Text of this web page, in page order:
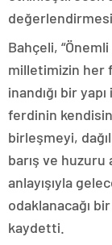
Bahçeli,
milletimizin her
inandığı bir
ferdinin
birleşmeyi,
barış ve
anlayışıyla
odaklanacağı
kaydetti.